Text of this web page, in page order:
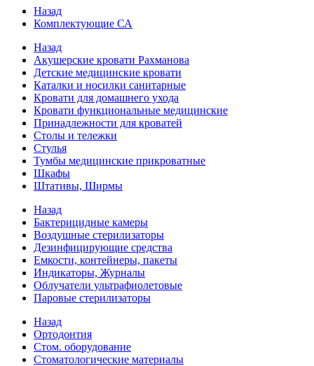
Назад
Комплектующие СА
Назад
Акушерские кровати Рахманова
Детские медицинские кровати
Каталки и носилки санитарные
Кровати для домашнего ухода
Кровати функциональные медицинские
Принадлежности для кроватей
Столы и тележки
Стулья
Тумбы медицинские прикроватные
Шкафы
Штативы, Ширмы
Назад
Бактерицидные камеры
Воздушные стерилизаторы
Дезинфицирующие средства
Емкости, контейнеры, пакеты
Индикаторы, Журналы
Облучатели ультрафиолетовые
Паровые стерилизаторы
Назад
Ортодонтия
Стом. оборудование
Стоматологические материалы